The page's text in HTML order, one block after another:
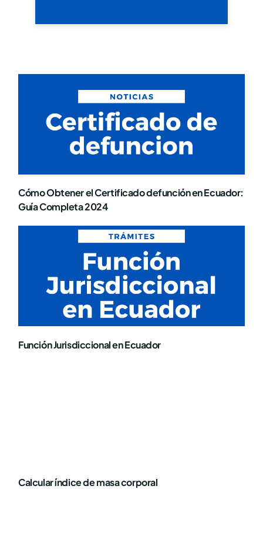
Cómo Obtener el Certificado defunción en Ecuador:
Guía Completa 2024
Función Jurisdiccional en Ecuador
Calcular índice de masa corporal